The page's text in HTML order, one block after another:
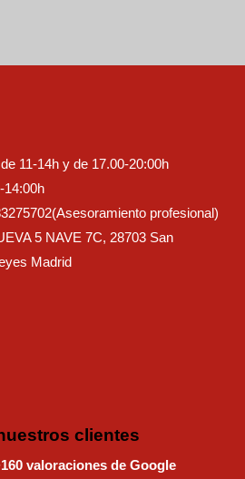
11-14h y de 17.00-20:00h
14:00h
profesional)
5 NAVE 7C, 28703 San
Madrid
clientes
valoraciones de Google